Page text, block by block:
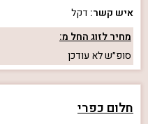
איש קשר: דקל
מחיר לזוג החל מ:
סופ״שלא עודכן
חלום כפרי